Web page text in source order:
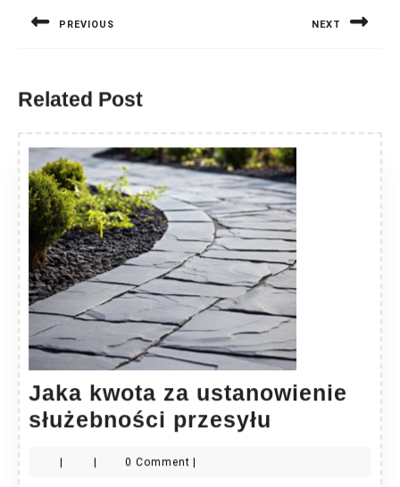
PREVIOUS NEXT
Related Post
Jaka kwota za ustanowienie
służebności przesyłu
| | 0 Comment |